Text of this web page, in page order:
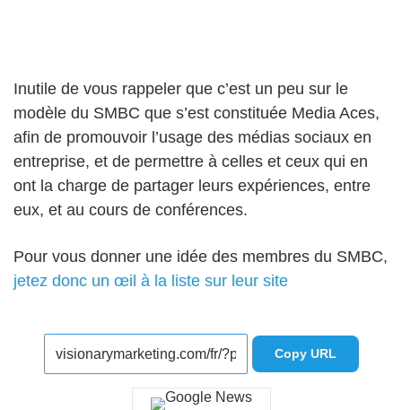
Inutile de vous rappeler que c’est un peu sur le
modèle du SMBC que s’est constituée Media Aces,
afin de promouvoir l’usage des médias sociaux en
entreprise, et de permettre à celles et ceux qui en
ont la charge de partager leurs expériences, entre
eux, et au cours de conférences.
Pour vous donner une idée des membres du SMBC,
jetez donc un œil à la liste sur leur site
Copy URL